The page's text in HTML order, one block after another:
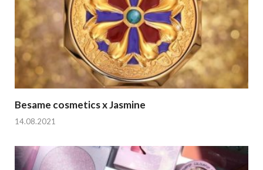
Besame cosmetics x Jasmine
14.08.2021